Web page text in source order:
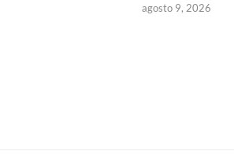
agosto 9, 2026